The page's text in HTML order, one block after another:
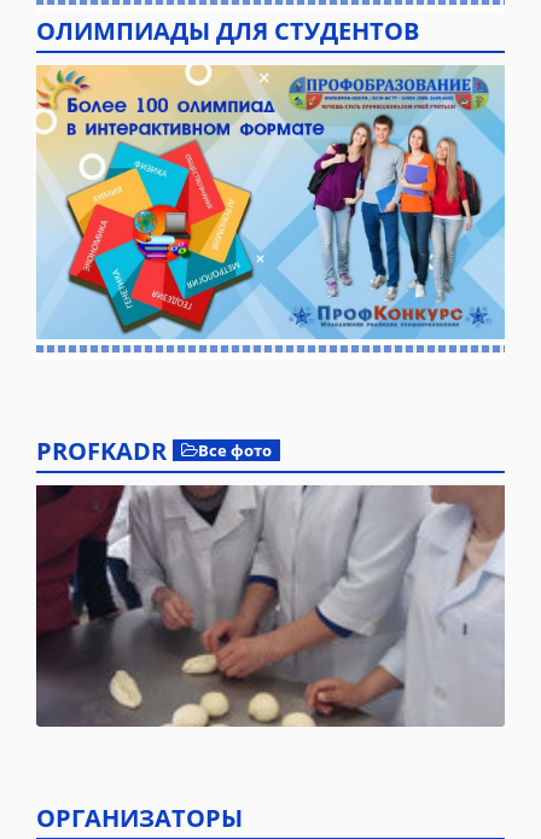
ОЛИМПИАДЫ ДЛЯ СТУДЕНТОВ
PROFKADR Все фото
ОРГАНИЗАТОРЫ